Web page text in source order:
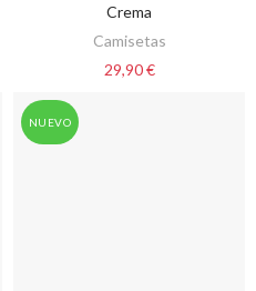
Crema
Camisetas
29,90 €
NUEVO